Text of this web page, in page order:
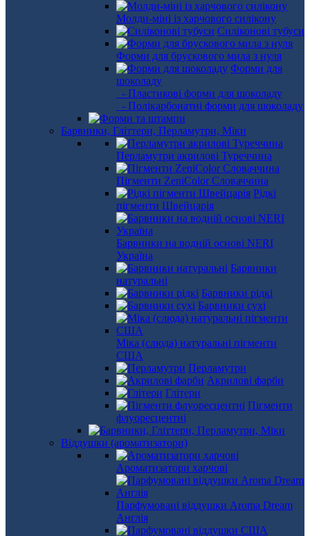
Молди-міні із харчового силікону
Силіконові тубуси
Форми для брускового мила з нуля
Форми для
шоколаду
- Пластикові форми для шоколаду
- Полікарбонатні форми для шоколаду
Барвники, Гліттери, Перламутри, Міки
Перламутри акрилові Туреччина
Пігменти ZeniColor Словаччина
Рідкі
пігменти Швейцарія
Барвники на водній основі NERI
Україна
Барвники
натуральні
Барвники рідкі
Барвники сухі
Міка (слюда) натуральні пігменти
США
Перламутри
Акрилові фарби
Глітери
Пігменти
флуоресцентні
Віддушки (ароматизатори)
Ароматизатори харчові
Парфумовані віддушки Aroma Dream
Англія